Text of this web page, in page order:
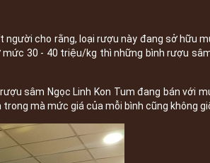
cho rằng, loại rượu này đang sở hữu
30 - 40 triệu/kg thì những bình rượu
sâm Ngọc Linh Kon Tum đang bán với
mà mức giá của mỗi bình cũng không